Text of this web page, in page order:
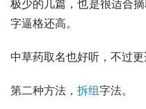
极少的几篇，也是很适合
字逼格还高。
中草药取名也好听，不过更
第二种方法， 拆组字法。